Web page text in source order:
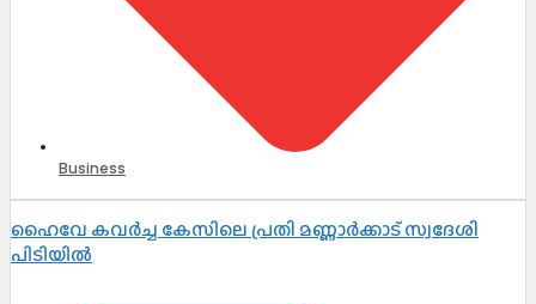
Business
ഹൈവേ കവർച്ച കേസിലെ പ്രതി മണ്ണാർക്കാട് സ്വദേശി
പിടിയിൽ